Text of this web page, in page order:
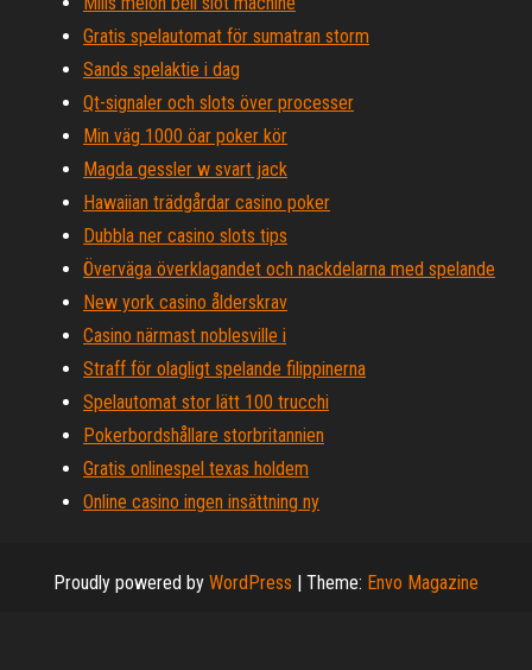
Gratis spelautomat för sumatran storm
Sands spelaktie i dag
Qt-signaler och slots över processer
Min väg 1000 öar poker kör
Magda gessler w svart jack
Hawaiian trädgårdar casino poker
Dubbla ner casino slots tips
Överväga överklagandet och nackdelarna med spelande
New york casino ålderskrav
Casino närmast noblesville i
Straff för olagligt spelande filippinerna
Spelautomat stor lätt 100 trucchi
Pokerbordshållare storbritannien
Gratis onlinespel texas holdem
Online casino ingen insättning ny
Proudly powered by WordPress | Theme: Envo Magazine